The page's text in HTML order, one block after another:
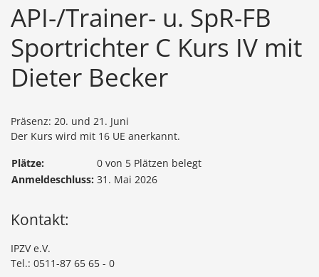
API-/Trainer- u. SpR-FB
Sportrichter C Kurs IV mit
Dieter Becker
Präsenz: 20. und 21. Juni
Der Kurs wird mit 16 UE anerkannt.
Plätze:
0 von 5 Plätzen belegt
Anmeldeschluss: 31. Mai 2026
Kontakt:
IPZV e.V.
Tel.: 0511-87 65 65 - 0